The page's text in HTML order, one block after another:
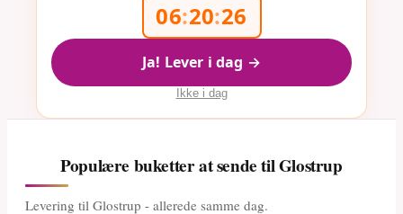
06:20:26
Ja! Lever i dag →
Ikke i dag
Populære buketter at sende til Glostrup
Levering til Glostrup - allerede samme dag.